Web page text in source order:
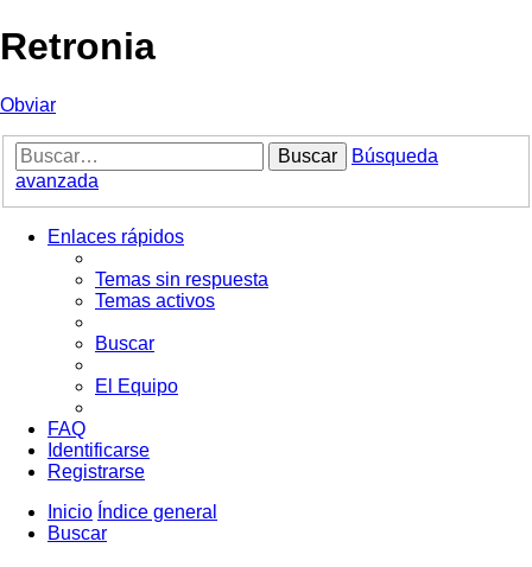
Retronia
Obviar
Buscar
Búsqueda
avanzada
Enlaces rápidos
Temas sin respuesta
Temas activos
Buscar
El Equipo
FAQ
Identificarse
Registrarse
Inicio Índice general
Buscar